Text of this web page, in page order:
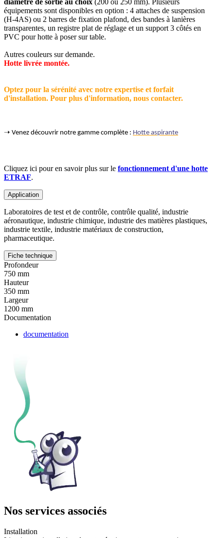
diamètre de sortie au choix (200 ou 250 mm). Plusieurs
équipements sont disponibles en option : 4 attaches de suspension
(H-4AS) ou 2 barres de fixation plafond, des bandes à lanières
transparentes, un registre plat de réglage et un support 3 côtés en
PVC pour hotte à poser sur table.
Autres couleurs sur demande.
Hotte livrée montée.
Optez pour la sérénité avec notre expertise et forfait
d'installation. Pour plus d'information, nous contacter.
➝ Venez découvrir notre gamme complète : Hotte aspirante
Cliquez ici pour en savoir plus sur le fonctionnement d'une hotte
ETRAF.
Application
Laboratoires de test et de contrôle, contrôle qualité, industrie
aéronautique, industrie chimique, industrie des matières plastiques,
industrie textile, industrie matériaux de construction,
pharmaceutique.
Fiche technique
Profondeur
750 mm
Hauteur
350 mm
Largeur
1200 mm
Documentation
documentation
Nos services associés
Installation